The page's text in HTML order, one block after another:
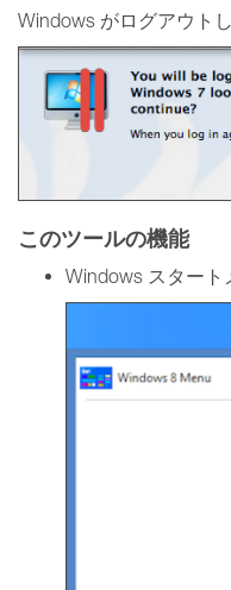
Windows がログアウト
このツールの機能
Windows スタート